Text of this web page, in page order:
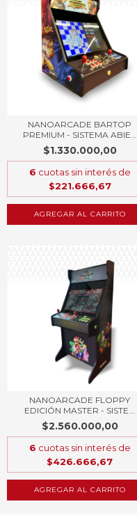
NANOARCADE BARTOP
PREMIUM - SISTEMA ABIE...
$1.330.000,00
6 cuotas sin interés de
$221.666,67
AGREGAR AL CARRITO
NANOARCADE FLOPPY
EDICIÓN MASTER - SISTE...
$2.560.000,00
6 cuotas sin interés de
$426.666,67
AGREGAR AL CARRITO